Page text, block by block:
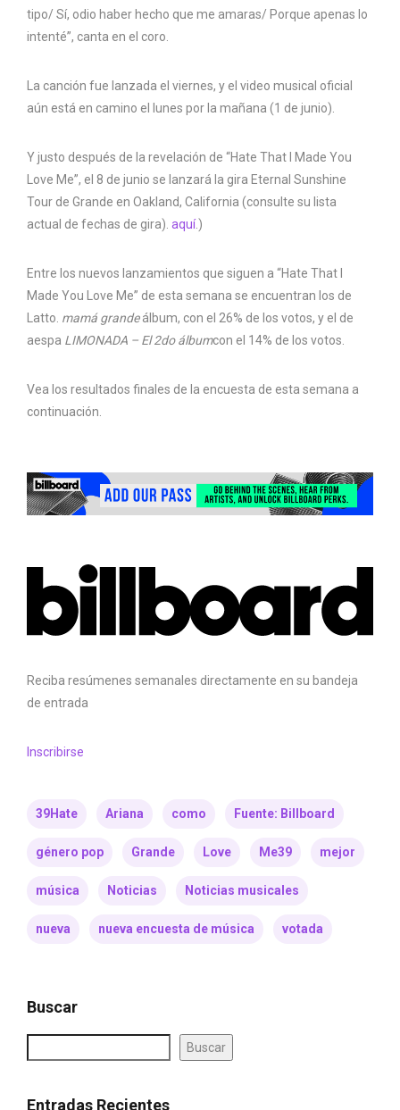
tipo/ Sí, odio haber hecho que me amaras/ Porque apenas lo
intenté”, canta en el coro.
La canción fue lanzada el viernes, y el video musical oficial
aún está en camino el lunes por la mañana (1 de junio).
Y justo después de la revelación de “Hate That I Made You
Love Me”, el 8 de junio se lanzará la gira Eternal Sunshine
Tour de Grande en Oakland, California (consulte su lista
actual de fechas de gira). aquí.)
Entre los nuevos lanzamientos que siguen a “Hate That I
Made You Love Me” de esta semana se encuentran los de
Latto. mamá grandeálbum, con el 26% de los votos, y el de
aespa LIMONADA – El 2do álbumcon el 14% de los votos.
Vea los resultados finales de la encuesta de esta semana a
continuación.
Reciba resúmenes semanales directamente en su bandeja
de entrada
Inscribirse
39Hate Ariana como Fuente: Billboard
género pop Grande Love Me39 mejor
música Noticias Noticias musicales
nueva nueva encuesta de música votada
Buscar
Buscar
Entradas Recientes